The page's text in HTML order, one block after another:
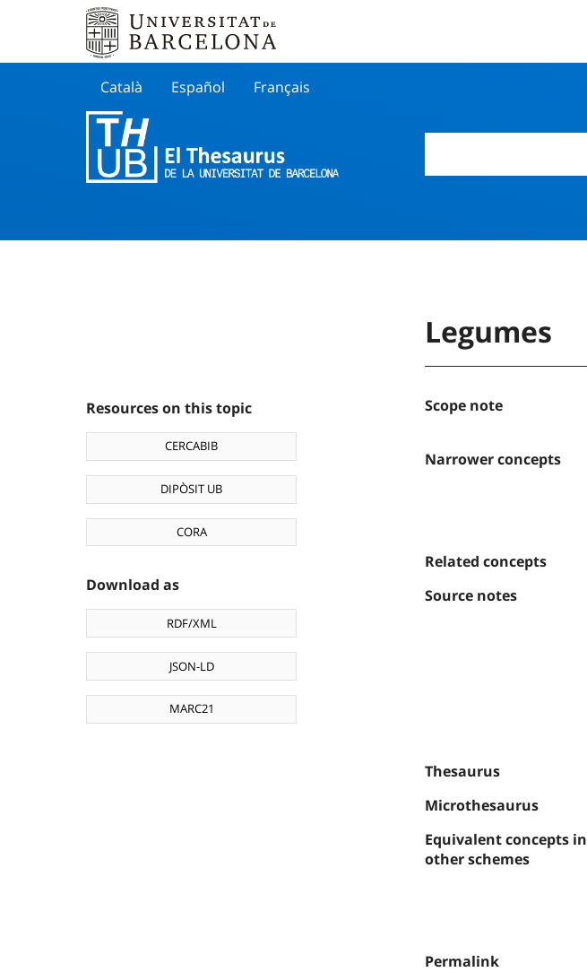
Català Español Français
Resources on this topic
CERCABIB
DIPÒSIT UB
CORA
Download as
RDF/XML
JSON-LD
MARC21
Legumes
Scope note
Narrower concepts
Related concepts
Source notes
Thesaurus
Microthesaurus
Equivalent concepts in
other schemes
Permalink